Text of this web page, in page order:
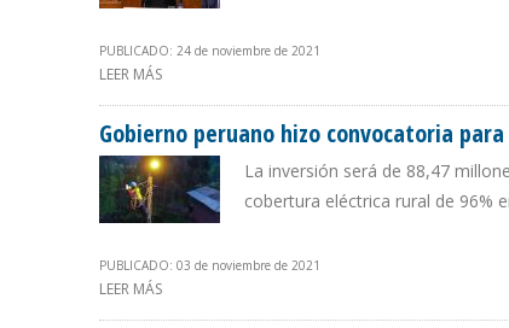
PUBLICADO: 24 de noviembre de 2021
LEER MÁS
Gobierno peruano hizo convocatoria
La inversión será de 88,47
cobertura eléctrica rural de 96%
PUBLICADO: 03 de noviembre de 2021
LEER MÁS